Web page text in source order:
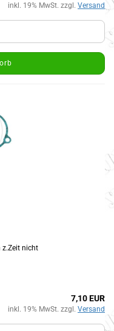
inkl. 19% MwSt. zzgl. Versand
z.Zeit nicht
7,10 EUR
inkl. 19% MwSt. zzgl. Versand